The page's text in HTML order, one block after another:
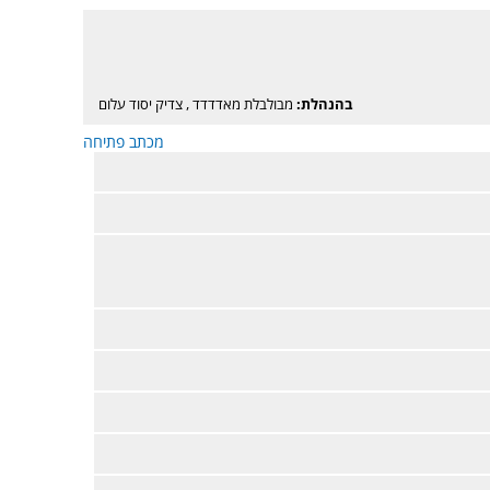
בהנהלת: מבולבלת מאדדדד,צדיק יסוד עלום
מכתב פתיחה